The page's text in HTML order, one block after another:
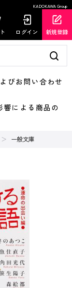
KADOKAWA Group
ログイン 新規登録
びお問い合わせ
による商品の
一般文庫